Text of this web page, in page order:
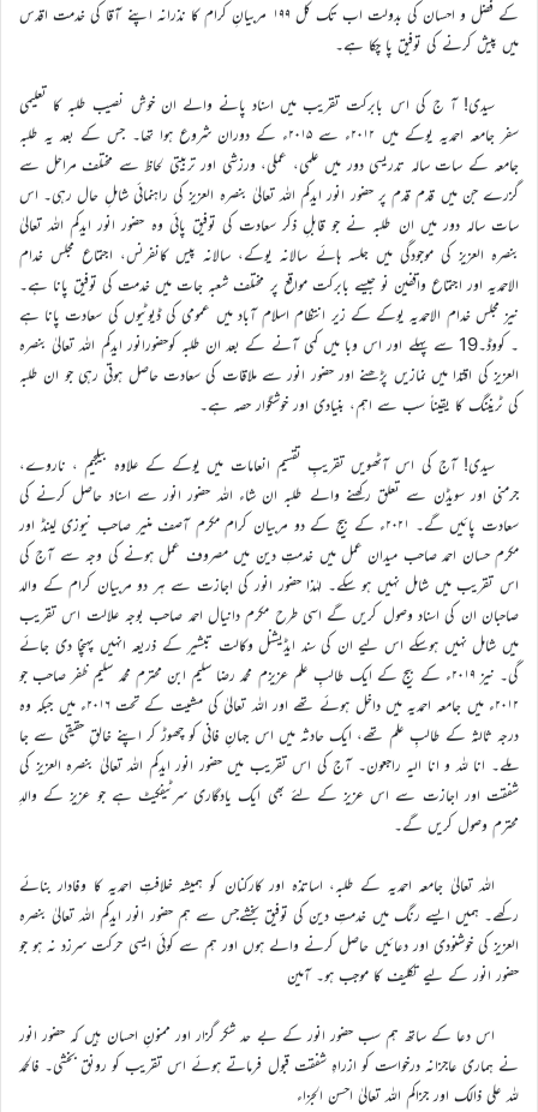
کے فضل و احسان کی بدولت اب تک کل ۱۹۹ مربیانِ کرام کا نذرانہ اپنے آقا کی خدمت اقدس
میں پیش کرنے کی توفیق پا چکا ہے۔
سیدی! آ ج کی اس بابرکت تقریب میں اسناد پانے والے ان خوش نصیب طلبہ کا تعلیمی
سفر جامعہ احمدیہ یوکے میں ۲۰۱۲ء سے ۲۰۱۵ء کے دوران شروع ہوا تھا۔ جس کے بعد یہ طلبہ
جامعہ کے سات سالہ تدریسی دور میں علمی، عملی، ورزشی اور تربیتی لحاظ سے مختلف مراحل سے
گزرے جن میں قدم قدم پر حضور انور ایدکم اللہ تعالیٰ بنصرہ العزیز کی راہنمائی شاملِ حال رہی۔ اس
سات سالہ دور میں ان طلبہ نے جو قابلِ ذکر سعادت کی توفیق پائی وہ حضور انور ایدکم اللہ تعالیٰ
بنصرہ العزیز کی موجودگی میں جلسہ ہائے سالانہ یوکے، سالانہ پیس کانفرنس، اجتماع مجلس خدام
الاحمدیہ اور اجتماع واقفین نو جیسے بابرکت مواقع پر مختلف شعبہ جات میں خدمت کی توفیق پانا ہے۔
نیز مجلس خدام الاحمدیہ یوکے کے زیر انتظام اسلام آباد میں عمومی کی ڈیوٹیوں کی سعادت پانا ہے
۔ کووڈ۔19 سے پہلے اور اس وبا میں کمی آنے کے بعد ان طلبہ کوحضورانور ایدکم اللہ تعالیٰ بنصرہ
العزیز کی اقتدا میں نمازیں پڑھنے اور حضور انور سے ملاقات کی سعادت حاصل ہوتی رہی جو ان طلبہ
کی ٹریننگ کا یقیناً سب سے اہم، بنیادی اور خوشگوار حصہ ہے۔
سیدی! آج کی اس آٹھویں تقریبِ تقسیم انعامات میں یوکے کے علاوہ بیلجیم ، ناروے،
جرمنی اور سویڈن سے تعلق رکھنے والے طلبہ ان شاء اللہ حضور انور سے اسناد حاصل کرنے کی
سعادت پائیں گے۔ ۲۰۲۱ء کے بیج کے دو مربیان کرام مکرم آصف منیر صاحب نیوزی لینڈ اور
مکرم حسان احمد صاحب میدان عمل میں خدمتِ دین میں مصروف عمل ہونے کی وجہ سے آج کی
اس تقریب میں شامل نہیں ہو سکے۔ لہٰذا حضور انور کی اجازت سے ہر دو مربیان کرام کے والد
صاحبان ان کی اسناد وصول کریں گے اسی طرح مکرم دانیال احمد صاحب بوجہ علالت اس تقریب
میں شامل نہیں ہوسکے اس لیے ان کی سند ایڈیشنل وکالت تبشیر کے ذریعہ انہیں پہنچا دی جائے
گی۔ نیز ۲۰۱۹ء کے بیج کے ایک طالبِ علم عزیزم محمد رضا سلیم ابن محترم محمد سلیم ظفر صاحب جو
۲۰۱۲ء میں جامعہ احمدیہ میں داخل ہوئے تھے اور اللہ تعالیٰ کی مشیت کے تحت ۲۰۱۶ء میں جبکہ وہ
درجہ ثالثہ کے طالبِ علم تھے، ایک حادثہ میں اس جہانِ فانی کو چھوڑ کر اپنے خالقِ حقیقی سے جا
ملے۔ انا للہ و انا الیہ راجعون۔ آج کی اس تقریب میں حضور انور ایدکم اللہ تعالیٰ بنصرہ العزیز کی
شفقت اور اجازت سے اس عزیز کے لئے بھی ایک یادگاری سرٹیفکیٹ ہے جو عزیز کے والدِ
محترم وصول کریں گے۔
اللہ تعالیٰ جامعہ احمدیہ کے طلبہ، اساتذہ اور کارکنان کو ہمیشہ خلافتِ احمدیہ کا وفادار بنائے
رکھے۔ ہمیں ایسے رنگ میں خدمتِ دین کی توفیق بخشےجس سے ہم حضور انور ایدکم اللہ تعالیٰ بنصرہ
العزیز کی خوشنودی اور دعائیں حاصل کرنے والے ہوں اور ہم سے کوئی ایسی حرکت سرزد نہ ہو جو
حضور انور کے لیے تکلیف کا موجب ہو۔ آمین
اس دعا کے ساتھ ہم سب حضور انور کے بے حد شکر گزار اور ممنونِ احسان ہیں کہ حضور انور
نے ہماری عاجزانہ درخواست کو ازراہِ شفقت قبول فرماتے ہوئے اس تقریب کو رونق بخشی۔ فالحمد
للہ علی ذالک اور جزاکم اللہ تعالیٰ احسن الجزاء